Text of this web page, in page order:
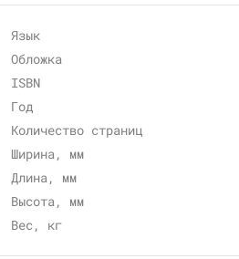
Язык
Обложка
ISBN
Год
Количество страниц
Ширина, мм
Длина, мм
Высота, мм
Вес, кг